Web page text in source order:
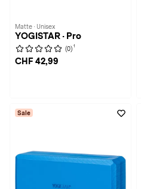
Matte · Unisex
YOGISTAR · Pro
(0) 1
CHF 42,99
Sale